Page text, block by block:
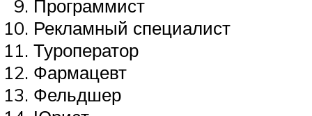
Программист
Рекламный специалист
Туроператор
Фармацевт
Фельдшер